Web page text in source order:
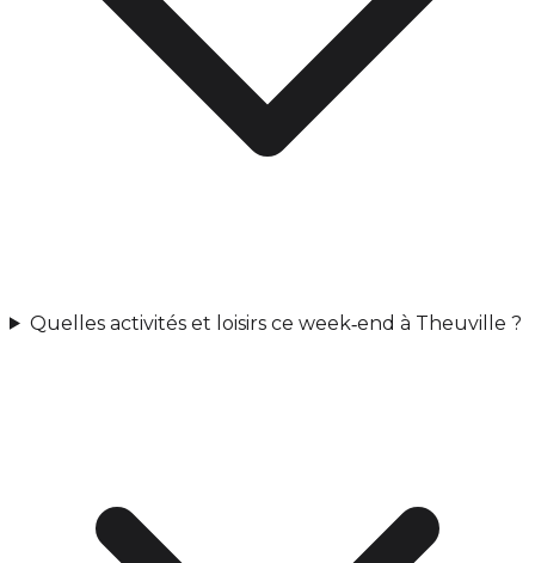
Quelles activités et loisirs ce week‑end à Theuville ?